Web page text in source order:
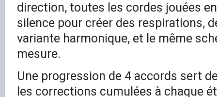
direction, toutes les cordes jouées
silence pour créer des respirations,
variante harmonique, et le même
mesure.
Une progression de 4 accords sert
les corrections cumulées à chaque